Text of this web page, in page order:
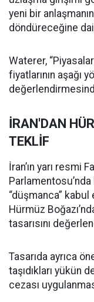
yeni bir
döndüreceğine
Waterer,
fiyatlarının aşağı
İRAN'DAN
TEKLİF
İran’ın yarı resmi
“düşmanca”
Hürmüz
tasarısını
Tasarıda ayrıca
taşıdıkları yükün
cezası